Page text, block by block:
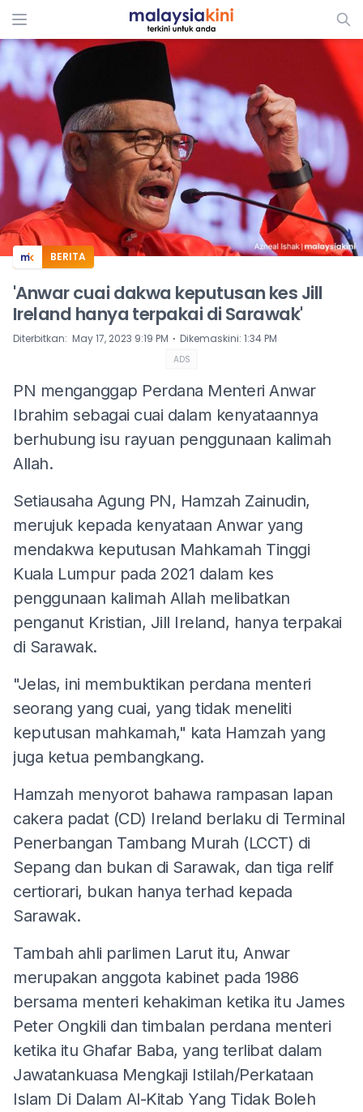
ADS
BERITA
'Anwar cuai dakwa keputusan kes Jill
Ireland hanya terpakai di Sarawak'
Diterbitkan: May 17, 2023 9:19 PM ⋅ Dikemaskini: 1:34 PM
ADS
PN menganggap Perdana Menteri Anwar
Ibrahim sebagai cuai dalam kenyataannya
berhubung isu rayuan penggunaan kalimah
Allah.
Setiausaha Agung PN, Hamzah Zainudin,
merujuk kepada kenyataan Anwar yang
mendakwa keputusan Mahkamah Tinggi
Kuala Lumpur pada 2021 dalam kes
penggunaan kalimah Allah melibatkan
penganut Kristian, Jill Ireland, hanya terpakai
di Sarawak.
"Jelas, ini membuktikan perdana menteri
seorang yang cuai, yang tidak meneliti
keputusan mahkamah," kata Hamzah yang
juga ketua pembangkang.
Hamzah menyorot bahawa rampasan lapan
cakera padat (CD) Ireland berlaku di Terminal
Penerbangan Tambang Murah (LCCT) di
Sepang dan bukan di Sarawak, dan tiga relif
certiorari, bukan hanya terhad kepada
Sarawak.
Tambah ahli parlimen Larut itu, Anwar
merupakan anggota kabinet pada 1986
bersama menteri kehakiman ketika itu James
Peter Ongkili dan timbalan perdana menteri
ketika itu Ghafar Baba, yang terlibat dalam
Jawatankuasa Mengkaji Istilah/Perkataan
Islam Di Dalam Al-Kitab Yang Tidak Boleh